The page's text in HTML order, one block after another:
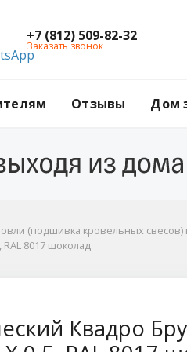
+7 (812) 509-82-32
Заказать звонок
Отзывы Дом
(подшивка кровельных свесов)
8017 шоколад
Квадро